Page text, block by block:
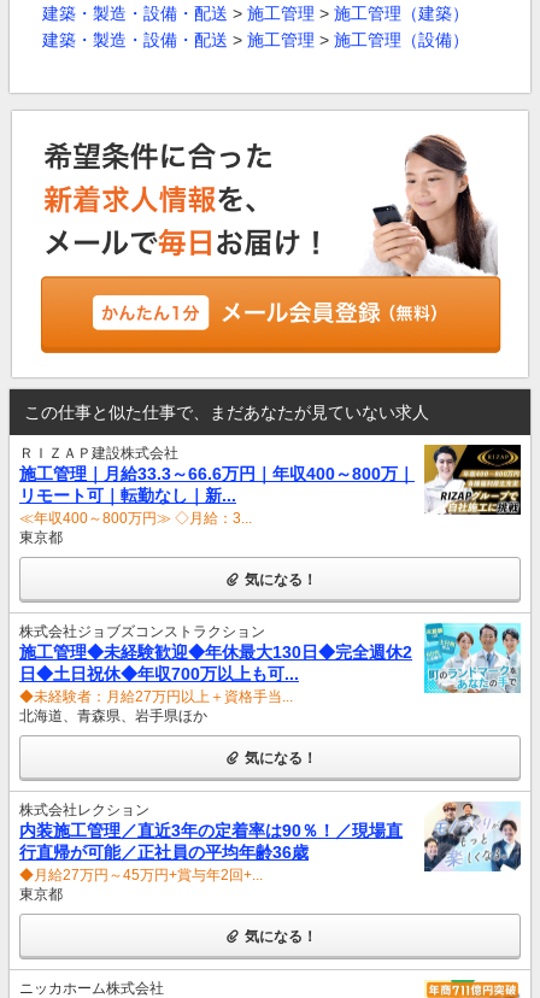
建築・製造・設備・配送 > 施工管理 > 施工管理（建築）
建築・製造・設備・配送 > 施工管理 > 施工管理（設備）
この仕事と似た仕事で、まだあなたが見ていない求人
ＲＩＺＡＰ建設株式会社
施工管理｜月給33.3～66.6万円｜年収400～800万｜
リモート可｜転勤なし｜新...
≪年収400～800万円≫ ◇月給：3...
東京都
気になる！
株式会社ジョブズコンストラクション
施工管理◆未経験歓迎◆年休最大130日◆完全週休2
日◆土日祝休◆年収700万以上も可...
◆未経験者：月給27万円以上＋資格手当...
北海道、青森県、岩手県ほか
気になる！
株式会社レクション
内装施工管理／直近3年の定着率は90％！／現場直
行直帰が可能／正社員の平均年齢36歳
◆月給27万円～45万円+賞与年2回+...
東京都
気になる！
ニッカホーム株式会社